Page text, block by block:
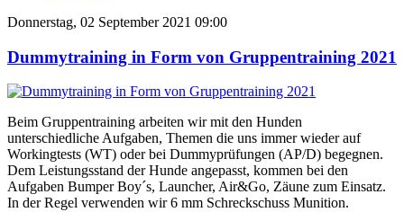
Donnerstag, 02 September 2021 09:00
Dummytraining in Form von Gruppentraining 2021
Beim Gruppentraining arbeiten wir mit den Hunden
unterschiedliche Aufgaben, Themen die uns immer wieder auf
Workingtests (WT) oder bei Dummyprüfungen (AP/D) begegnen.
Dem Leistungsstand der Hunde angepasst, kommen bei den
Aufgaben Bumper Boy´s, Launcher, Air&Go, Zäune zum Einsatz.
In der Regel verwenden wir 6 mm Schreckschuss Munition.